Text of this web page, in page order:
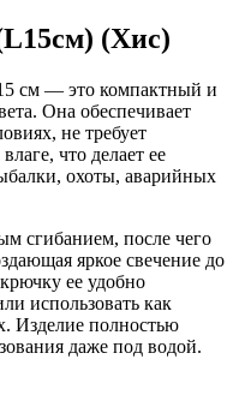
(Хис)
см — это компактный и
Она обеспечивает
не требует
что делает ее
охоты, аварийных
сгибанием, после чего
яркое свечение до
ее удобно
использовать как
Изделие полностью
даже под водой.